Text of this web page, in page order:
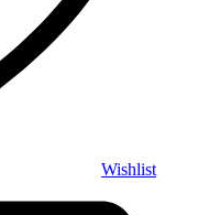
Wishlist